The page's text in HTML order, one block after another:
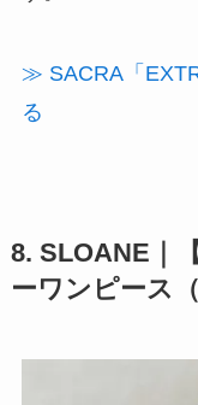
≫ SACRA「
る
8. SLOANE｜
ーワンピース（